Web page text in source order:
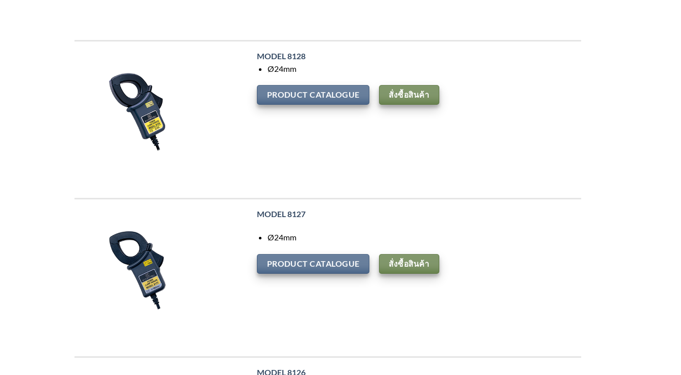
MODEL 8128
Ø24mm
PRODUCT CATALOGUE สั่งซื้อสินค้า
MODEL 8127
Ø24mm
PRODUCT CATALOGUE สั่งซื้อสินค้า
MODEL 8126